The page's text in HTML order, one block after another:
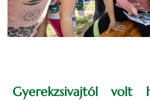
Gyerekzsivajtól volt